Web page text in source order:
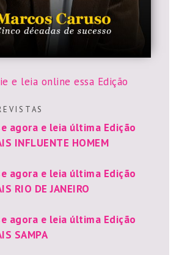
e leia online essa Edição
V I S T A S
agora e leia última Edição
INFLUENTE HOMEM
agora e leia última Edição
RIO DE JANEIRO
agora e leia última Edição
SAMPA